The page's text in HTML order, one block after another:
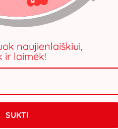
naujienlaiškiui,
ir laimėk!
SUKTI